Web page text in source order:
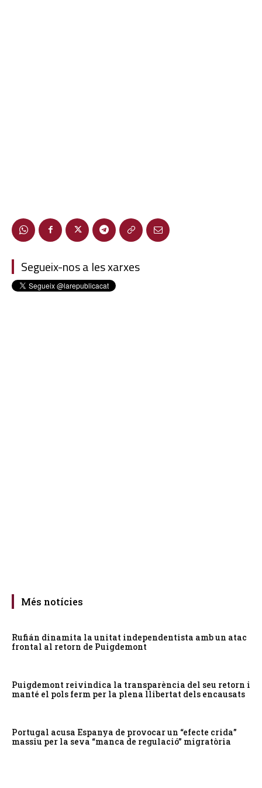
Segueix-nos a les xarxes
Més notícies
Rufián dinamita la unitat independentista amb un atac
frontal al retorn de Puigdemont
Puigdemont reivindica la transparència del seu retorn i
manté el pols ferm per la plena llibertat dels encausats
Portugal acusa Espanya de provocar un “efecte crida”
massiu per la seva “manca de regulació” migratòria